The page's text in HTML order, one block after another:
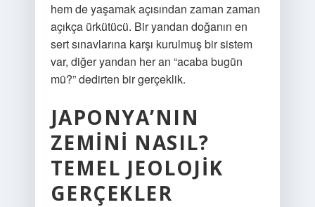
hem de yaşamak açısından zaman zaman
açıkça ürkütücü. Bir yandan doğanın en
sert sınavlarına karşı kurulmuş bir sistem
var, diğer yandan her an “acaba bugün
mü?” dedirten bir gerçeklik.
JAPONYA’NIN
ZEMINI NASIL?
TEMEL JEOLOJIK
GERÇEKLER